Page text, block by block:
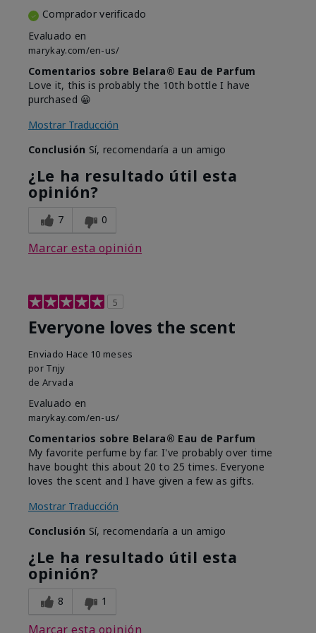
Comprador verificado
Evaluado en
marykay.com/en-us/
Comentarios sobre Belara® Eau de Parfum
Love it, this is probably the 10th bottle I have
purchased 😀
Mostrar Traducción
Conclusión Sí, recomendaría a un amigo
¿Le ha resultado útil esta
opinión?
7 0
Marcar esta opinión
5
Everyone loves the scent
Enviado Hace 10 meses
por Tnjy
de Arvada
Evaluado en
marykay.com/en-us/
Comentarios sobre Belara® Eau de Parfum
My favorite perfume by far. I've probably over time
have bought this about 20 to 25 times. Everyone
loves the scent and I have given a few as gifts.
Mostrar Traducción
Conclusión Sí, recomendaría a un amigo
¿Le ha resultado útil esta
opinión?
8 1
Marcar esta opinión